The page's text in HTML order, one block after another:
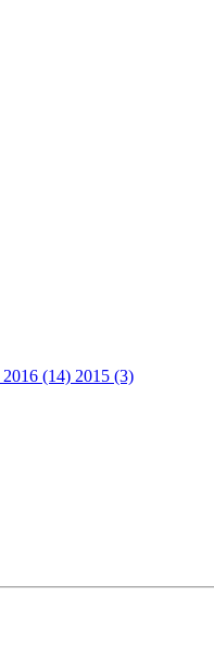
2016 (14) 2015 (3)